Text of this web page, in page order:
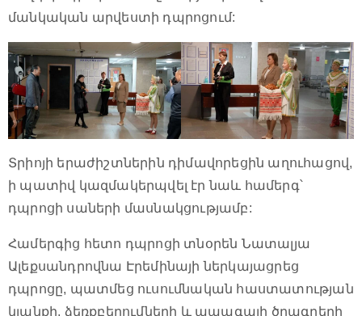
մանկական արվեստի դպրոցում:
Տրիոյի երաժիշտներին դիմավորեցին աղուհացով,
ի պատիվ կազմակերպվել էր նաև համերգ՝
դպրոցի սաների մասնակցությամբ:
Համերգից հետո դպրոցի տնօրեն Նատալյա
Ալեքսանդրովնա Էրեմինայի ներկայացրեց
դպրոցը, պատմեց ուսումնական հաստատության
կյանքի, ձեռքբերումների և ապագայի ծրագրերի